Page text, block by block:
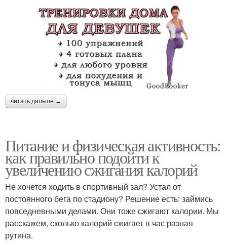
читать дальше →
Питание и физическая активность:
как правильно подойти к
увеличению сжигания калорий
Не хочется ходить в спортивный зал? Устал от
постоянного бега по стадиону? Решение есть: займись
повседневными делами. Они тоже сжигают калории. Мы
расскажем, сколько калорий сжигает в час разная
рутина.